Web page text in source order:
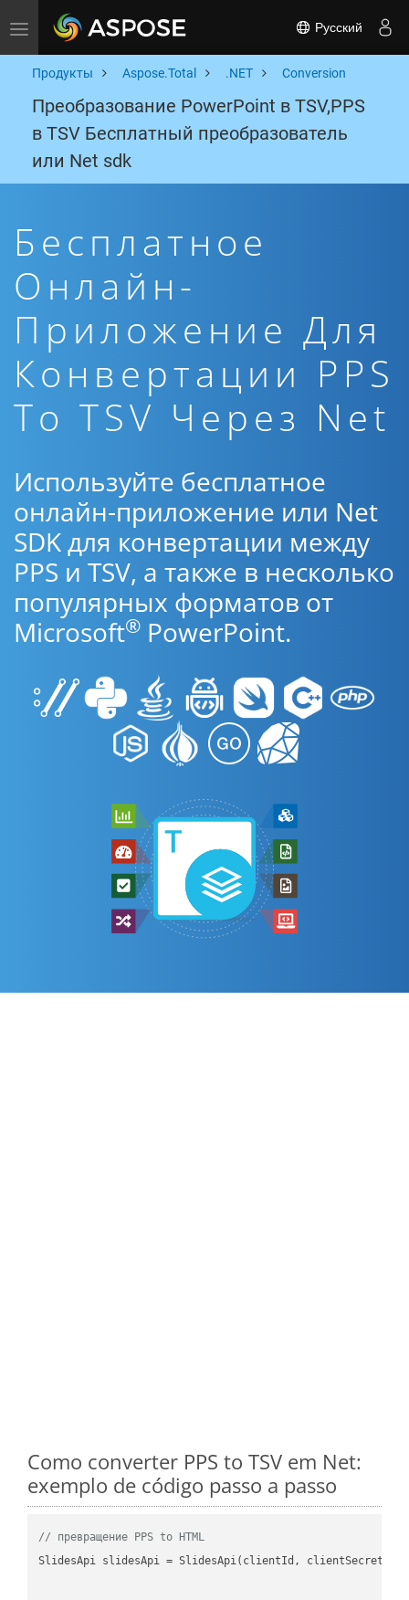
Toggle navigation Русский
Продукты Aspose.Total .NET Conversion
Преобразование PowerPoint в TSV,PPS
в TSV Бесплатный преобразователь
или Net sdk
Бесплатное
Онлайн-
Приложение Для
Конвертации PPS
To TSV Через Net
Используйте бесплатное
онлайн-приложение или Net
SDK для конвертации между
PPS и TSV, а также в несколько
популярных форматов от
Microsoft® PowerPoint.
Como converter PPS to TSV em Net:
exemplo de código passo a passo
// превращение PPS to HTML
SlidesApi slidesApi = SlidesApi(clientId, clientSecret);